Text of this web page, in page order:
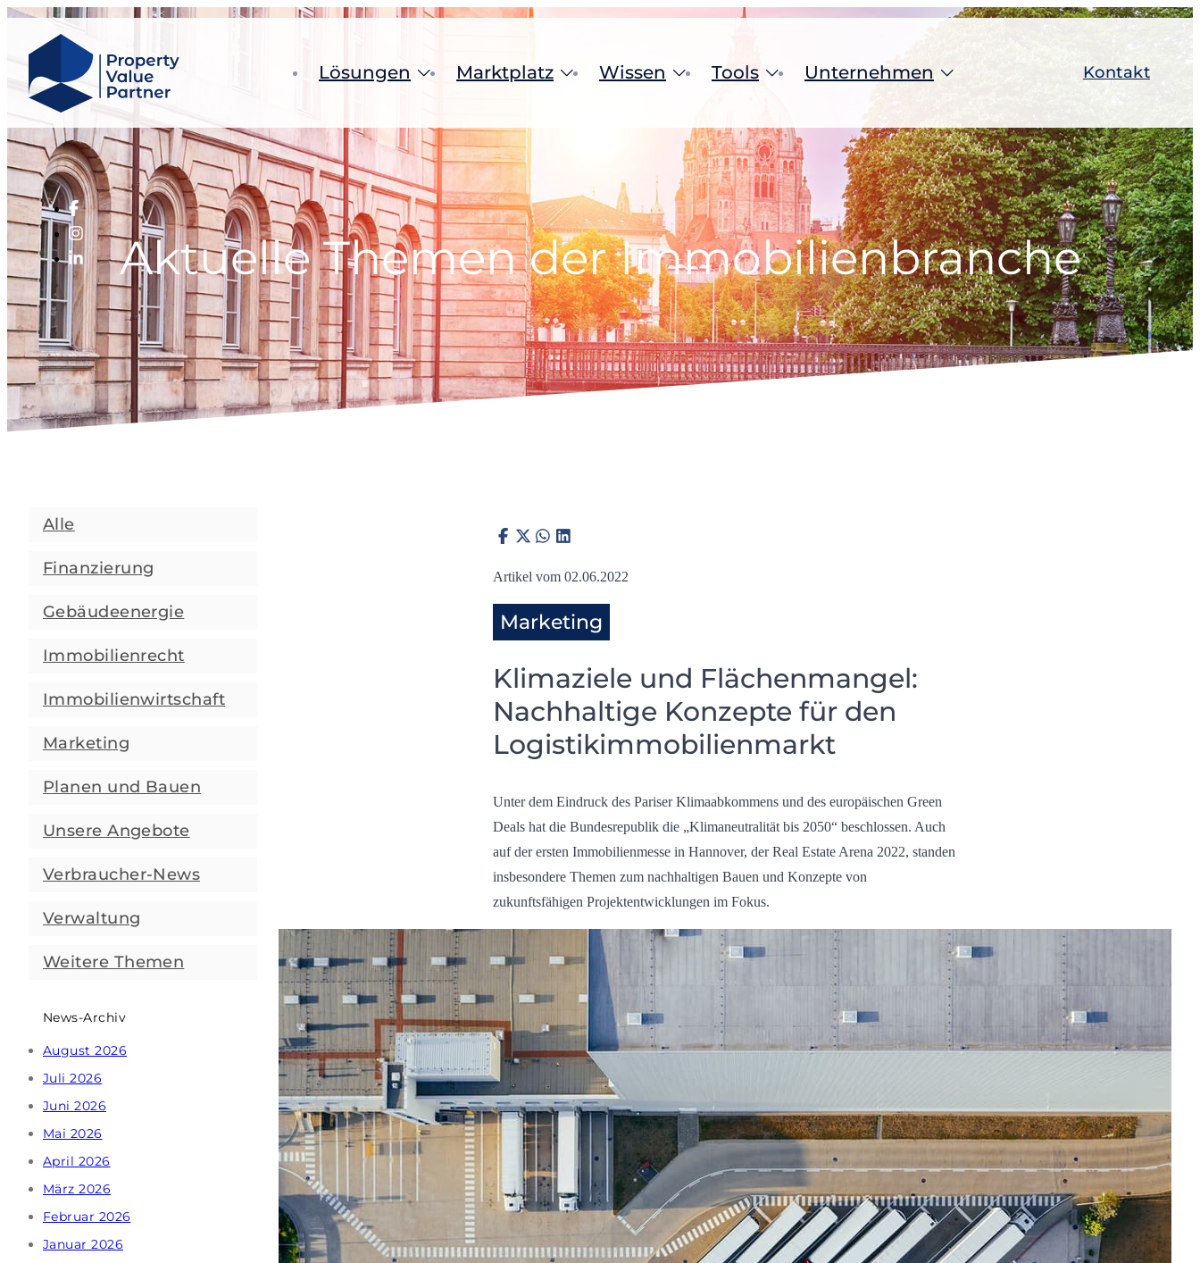
Kontakt
Lösungen
Marketing | Vertrieb
Immobilienverwaltung
Weitere Lösungen
Marktplatz Wissen
Ratgeber
Tools
Investieren und Veräußern
Mietangelegenheiten
Unternehmen
Partner werden
Kundenstimmen
Aktuelle Themen der Immobilienbranche
Alle
Finanzierung
Gebäudeenergie
Immobilienrecht
Immobilienwirtschaft
Marketing
Planen und Bauen
Unsere Angebote
Verbraucher-News
Verwaltung
Weitere Themen
News-Archiv
August 2026
Juli 2026
Juni 2026
Mai 2026
April 2026
März 2026
Februar 2026
Januar 2026
Artikel vom 02.06.2022
Marketing
Klimaziele und Flächenmangel:
Nachhaltige Konzepte für den
Logistikimmobilienmarkt
Unter dem Eindruck des Pariser Klimaabkommens und des europäischen Green
Deals hat die Bundesrepublik die „Klimaneutralität bis 2050“ beschlossen. Auch
auf der ersten Immobilienmesse in Hannover, der Real Estate Arena 2022, standen
insbesondere Themen zum nachhaltigen Bauen und Konzepte von
zukunftsfähigen Projektentwicklungen im Fokus.